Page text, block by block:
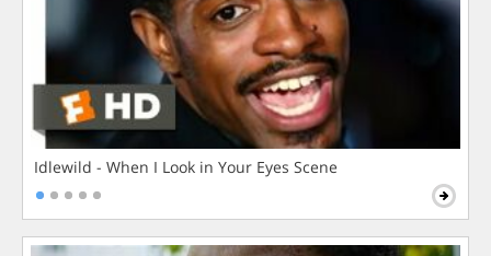
Idlewild - When I Look in Your Eyes Scene